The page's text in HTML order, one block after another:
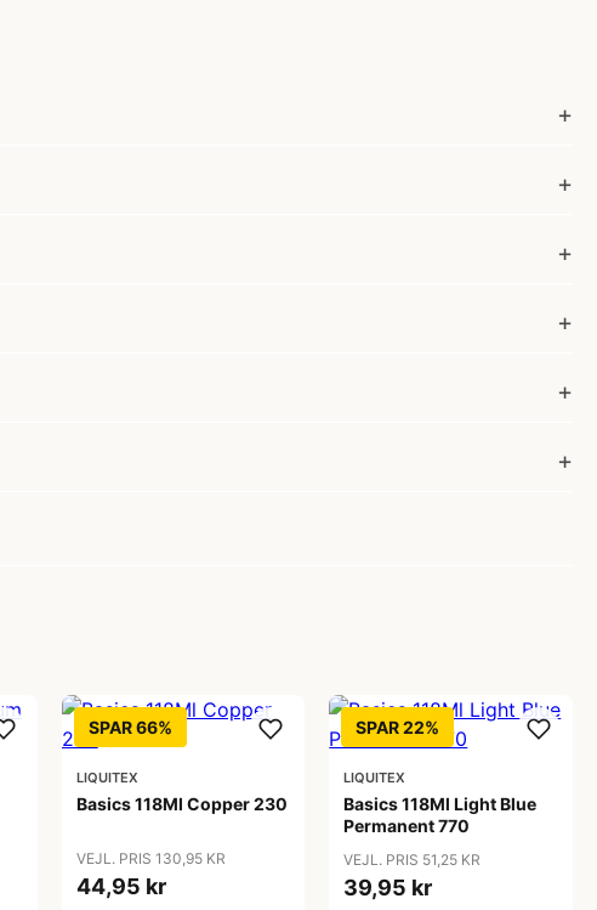
SPAR 66%
LIQUITEX
Basics 118Ml Copper 230
VEJL. PRIS 130,95 KR
44,95 kr
SPAR 22%
LIQUITEX
Basics 118Ml Light Blue
Permanent 770
VEJL. PRIS 51,25 KR
39,95 kr